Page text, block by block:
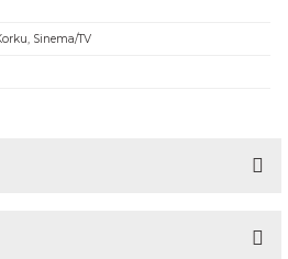
Sinema/TV
yorumu siz yapın!